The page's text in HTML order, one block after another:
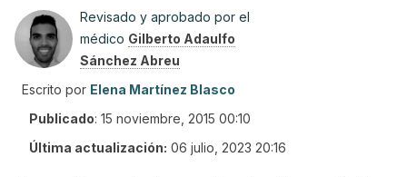
Revisado y aprobado por el
médico Gilberto Adaulfo
Sánchez Abreu
Escrito por Elena Martínez Blasco
Publicado: 15 noviembre, 2015 00:10
Última actualización: 06 julio, 2023 20:16